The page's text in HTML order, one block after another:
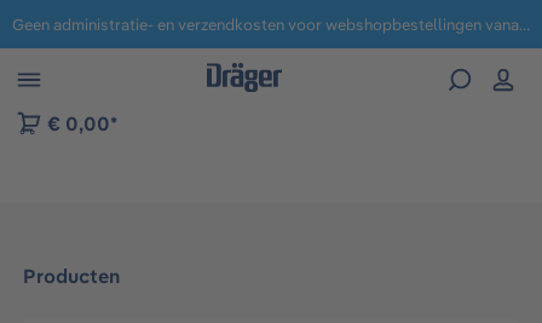
naar navigatie B2B-platform Geen administratie- en verzendkosten voor webshopbestellingen vanaf € 100,-.
€ 0,00*
Producten